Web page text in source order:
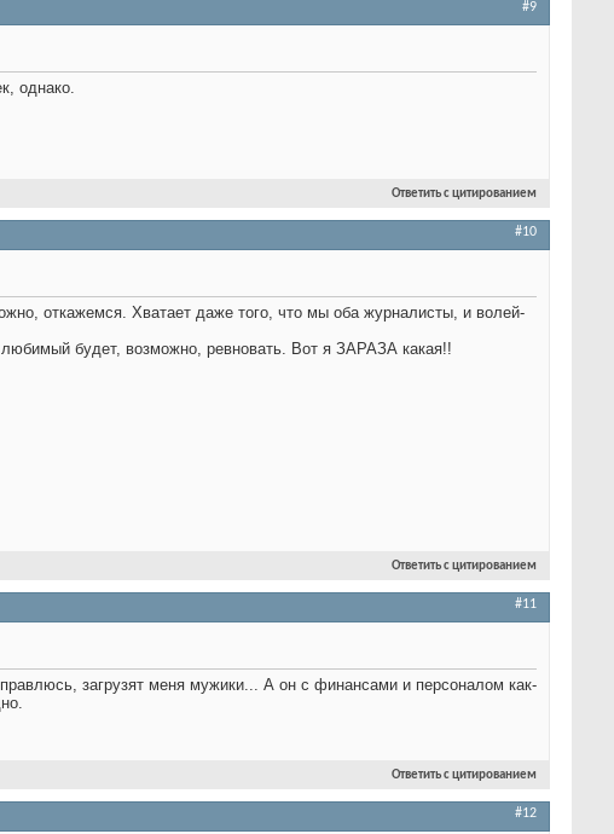
#9
однако.
Ответить с цитированием
#10
откажемся. Хватает даже того, что мы оба журналисты, и волей-
будет, возможно, ревновать. Вот я ЗАРАЗА какая!!
Ответить с цитированием
#11
загрузят меня мужики... А он с финансами и персоналом как-
Ответить с цитированием
#12